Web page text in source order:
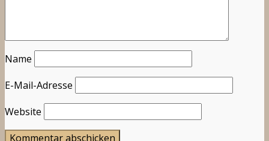
Name
E-Mail-Adresse
Website